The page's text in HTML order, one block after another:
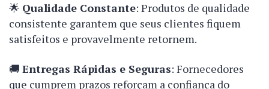
🌟 Qualidade Constante: Produtos de qualidade
consistente garantem que seus clientes fiquem
satisfeitos e provavelmente retornem.
🚚 Entregas Rápidas e Seguras: Fornecedores
que cumprem prazos reforçam a confiança do